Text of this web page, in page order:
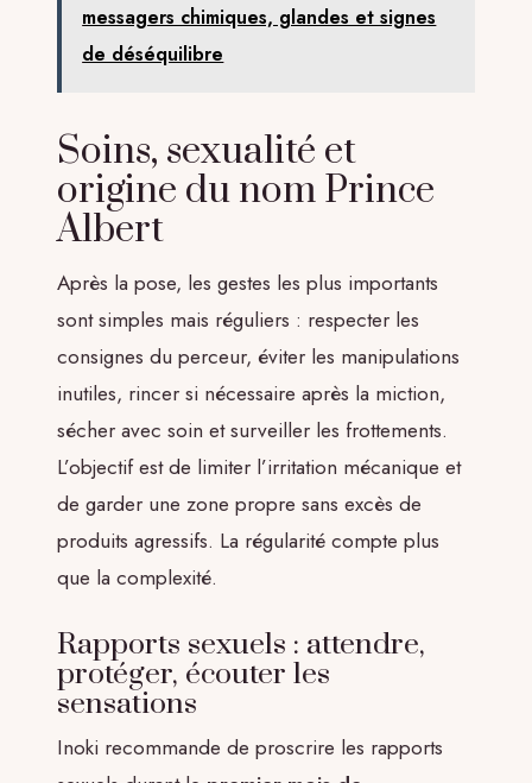
messagers chimiques, glandes et signes
de déséquilibre
Soins, sexualité et
origine du nom Prince
Albert
Après la pose, les gestes les plus importants
sont simples mais réguliers : respecter les
consignes du perceur, éviter les manipulations
inutiles, rincer si nécessaire après la miction,
sécher avec soin et surveiller les frottements.
L’objectif est de limiter l’irritation mécanique et
de garder une zone propre sans excès de
produits agressifs. La régularité compte plus
que la complexité.
Rapports sexuels : attendre,
protéger, écouter les
sensations
Inoki recommande de proscrire les rapports